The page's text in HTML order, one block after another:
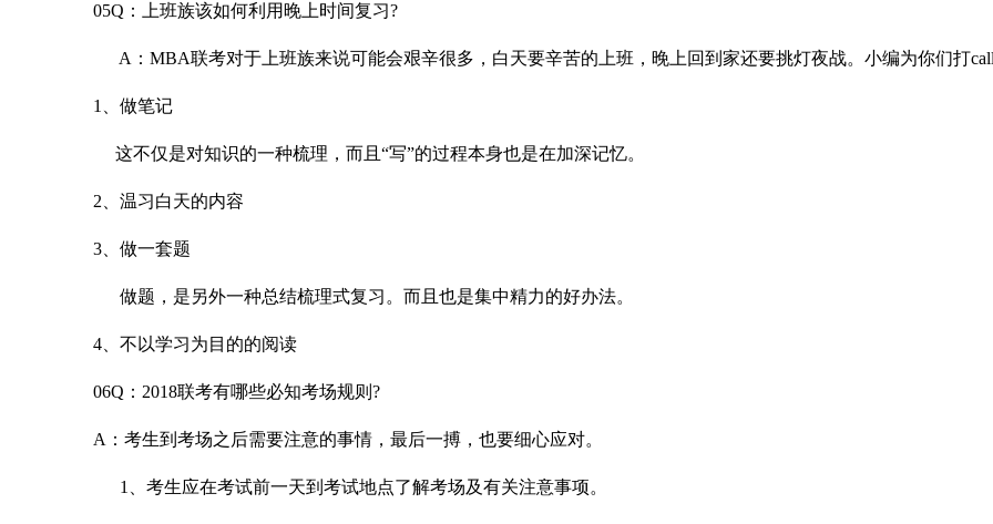
05Q：上班族该如何利用晚上时间复习?
A：MBA联考对于上班族来说可能会艰辛很多，白天要辛苦的上班，晚上回到家还要挑灯夜战。小编为你们打
1、做笔记
这不仅是对知识的一种梳理，而且“写”的过程本身也是在加深记忆。
2、温习白天的内容
3、做一套题
做题，是另外一种总结梳理式复习。而且也是集中精力的好办法。
4、不以学习为目的的阅读
06Q：2018联考有哪些必知考场规则?
A：考生到考场之后需要注意的事情，最后一搏，也要细心应对。
1、考生应在考试前一天到考试地点了解考场及有关注意事项。